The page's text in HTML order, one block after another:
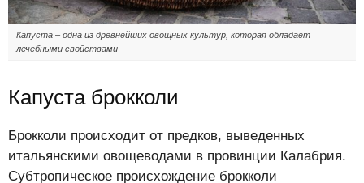
Капуста – одна из древнейших овощных культур, которая обладает
лечебными свойствами
Капуста брокколи
Брокколи происходит от предков, выведенных
итальянскими овощеводами в провинции Калабрия.
Субтропическое происхождение брокколи